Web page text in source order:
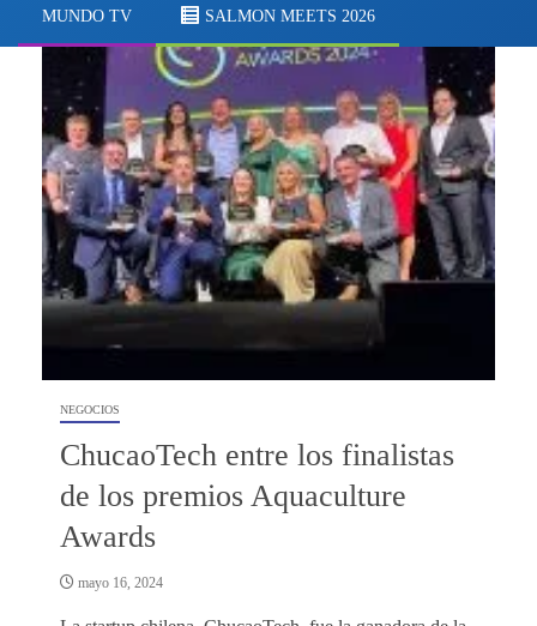
MUNDO TV SALMON MEETS 2026
NEGOCIOS
ChucaoTech entre los finalistas
de los premios Aquaculture
Awards
mayo 16, 2024